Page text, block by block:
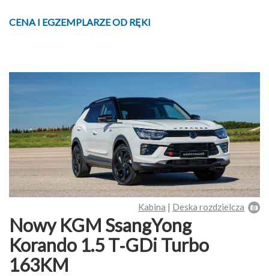
CENA I EGZEMPLARZE OD RĘKI
Kabina | Deska rozdzielcza
Nowy KGM SsangYong
Korando 1.5 T‑GDi Turbo
163KM